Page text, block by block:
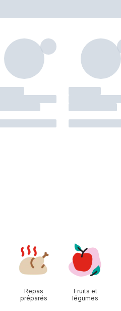
Repas
préparés
Fruits et
légumes